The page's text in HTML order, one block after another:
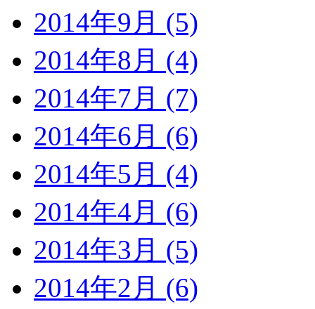
2014年9月 (5)
2014年8月 (4)
2014年7月 (7)
2014年6月 (6)
2014年5月 (4)
2014年4月 (6)
2014年3月 (5)
2014年2月 (6)